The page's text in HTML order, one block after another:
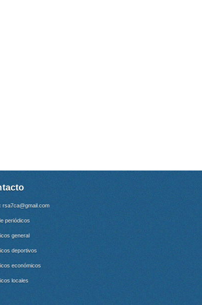
rsa7ca@gmail.com
periódicos
general
deportivos
económicos
locales